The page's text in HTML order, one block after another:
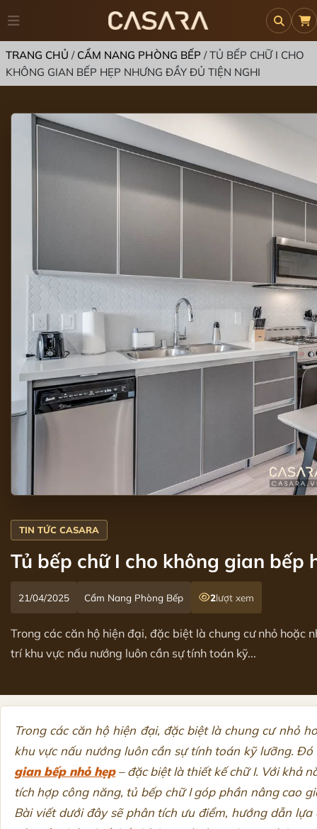
TRANG CHỦ / CẨM NANG PHÒNG BẾP/TỦ BẾP CHỮ I CHO
KHÔNG GIAN BẾP HẸP NHƯNG ĐẦY ĐỦ TIỆN NGHI
Tủ bếp chữ I cho không gian bếp
21/04/2025 Cẩm Nang Phòng Bếp 2lượt xem
Trong các căn hộ hiện đại, đặc biệt là chung cư nhỏ hoặc
trí khu vực nấu nướng luôn cần sự tính toán kỹ...
Trong các căn hộ hiện đại, đặc biệt là chung cư nhỏ
khu vực nấu nướng luôn cần sự tính toán kỹ lưỡng. Đó
gian bếp nhỏ hẹp– đặc biệt là thiết kế chữ I. Với khả
tích hợp công năng, tủ bếp chữ I góp phần nâng cao
Bài viết dưới đây sẽ phân tích ưu điểm, hướng dẫn